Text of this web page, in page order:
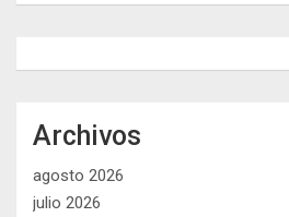
Archivos
agosto 2026
julio 2026